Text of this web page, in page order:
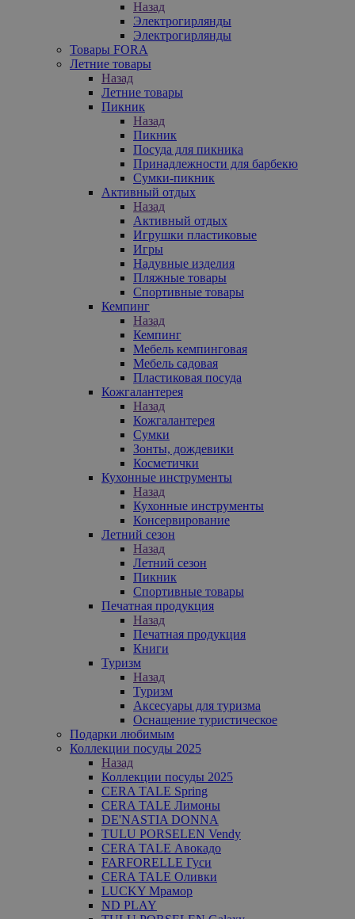
Назад
Электрогирлянды
Электрогирлянды
Товары FORA
Летние товары
Назад
Летние товары
Пикник
Назад
Пикник
Посуда для пикника
Принадлежности для барбекю
Сумки-пикник
Активный отдых
Назад
Активный отдых
Игрушки пластиковые
Игры
Надувные изделия
Пляжные товары
Спортивные товары
Кемпинг
Назад
Кемпинг
Мебель кемпинговая
Мебель садовая
Пластиковая посуда
Кожгалантерея
Назад
Кожгалантерея
Сумки
Зонты, дождевики
Косметички
Кухонные инструменты
Назад
Кухонные инструменты
Консервирование
Летний сезон
Назад
Летний сезон
Пикник
Спортивные товары
Печатная продукция
Назад
Печатная продукция
Книги
Туризм
Назад
Туризм
Аксесуары для туризма
Оснащение туристическое
Подарки любимым
Коллекции посуды 2025
Назад
Коллекции посуды 2025
CERA TALE Spring
CERA TALE Лимоны
DE'NASTIA DONNA
TULU PORSELEN Vendy
CERA TALE Авокадо
FARFORELLE Гуси
CERA TALE Оливки
LUCKY Мрамор
ND PLAY